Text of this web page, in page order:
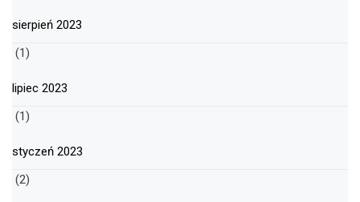
sierpień 2023
(1)
lipiec 2023
(1)
styczeń 2023
(2)